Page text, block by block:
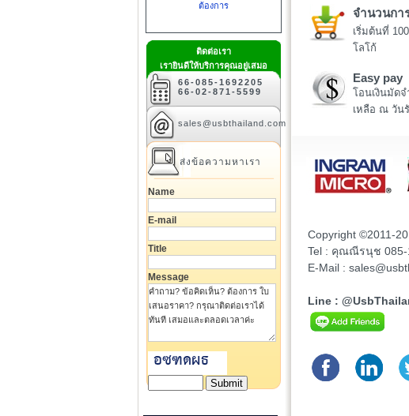
จำนวนกา
เริ่มต้นที่
โลโก้
Easy pay
โอนเงินมัด
เหลือ ณ วัน
Copyright ©2011-
Tel : คุณณีรนุช 085-
E-Mail :
Line :
ต้องการ
ติดต่อเรา
เรายินดีให้บริการคุณอยู่เสมอ
66-085-1692205
66-02-871-5599
sales@usbthailand.com
ส่งข้อความหาเรา
Name
E-mail
Title
Message